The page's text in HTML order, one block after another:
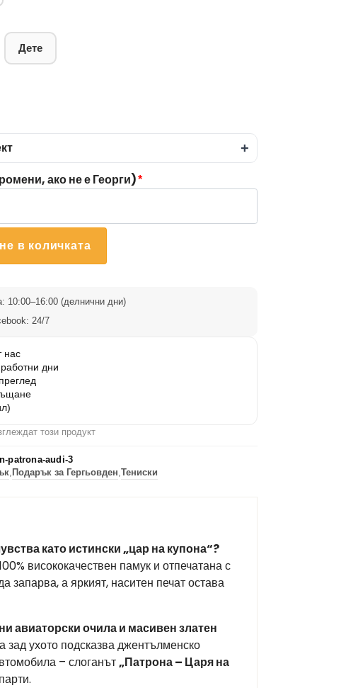
Дете
+
ако не е Георги)*
в количката
10:00–16:00 (делнични дни)
24/7
нас
дни
този продукт
patrona-audi-3
, Подарък за Гергьовден,Тениски
като истински „цар на купона“?
висококачествен памук и отпечатана с
а яркият, наситен печат остава
авиаторски очила и масивен златен
зад ухото подсказва джентълменско
– слоганът„Патрона – Царя на